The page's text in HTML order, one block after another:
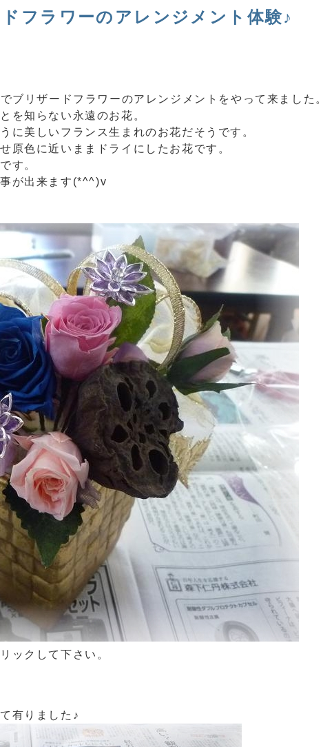
フラワーのアレンジメント体験♪
ブリザードフラワーのアレンジメントをやって来ました。
を知らない永遠のお花。
に美しいフランス生まれのお花だそうです。
原色に近いままドライにしたお花です。
す。
が出来ます(*^^)v
ックして下さい。
有りました♪